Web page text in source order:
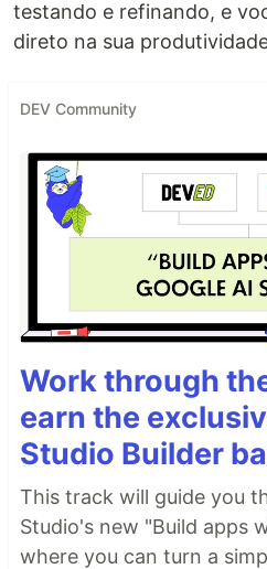
testando e refinando, e
direto na sua
DEV Community
Work through
earn the
Studio Builder
This track will guide you
Studio's new "Build apps
where you can turn a